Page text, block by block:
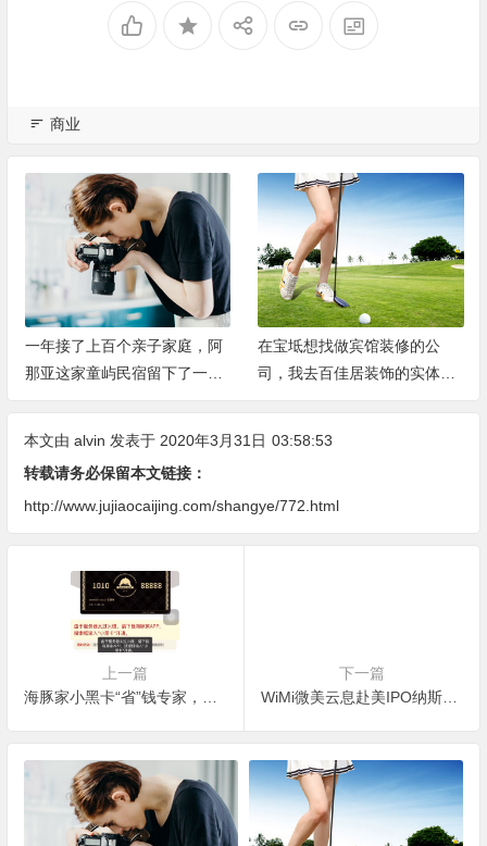
商业
一年接了上百个亲子家庭，阿
那亚这家童屿民宿留下了一些
手写卡片
在宝坻想找做宾馆装修的公
司，我去百佳居装饰的实体店
了解了一下
本文由 alvin 发表于 2020年3月31日 03:58:53
转载请务必保留本文链接：
http://www.jujiaocaijing.com/shangye/772.html
上一篇
下一篇
WiMi微美云息赴美IPO纳斯达克上市，5G全息AI视觉黑科技唯一股？